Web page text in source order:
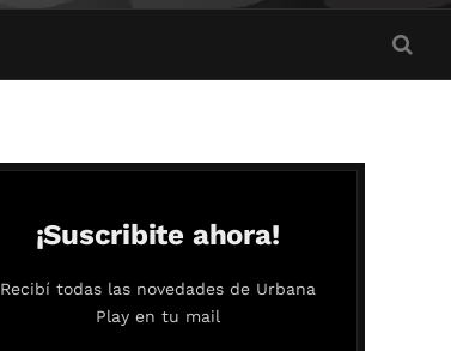
¡Suscribite ahora!
Recibí todas las novedades de Urbana
Play en tu mail